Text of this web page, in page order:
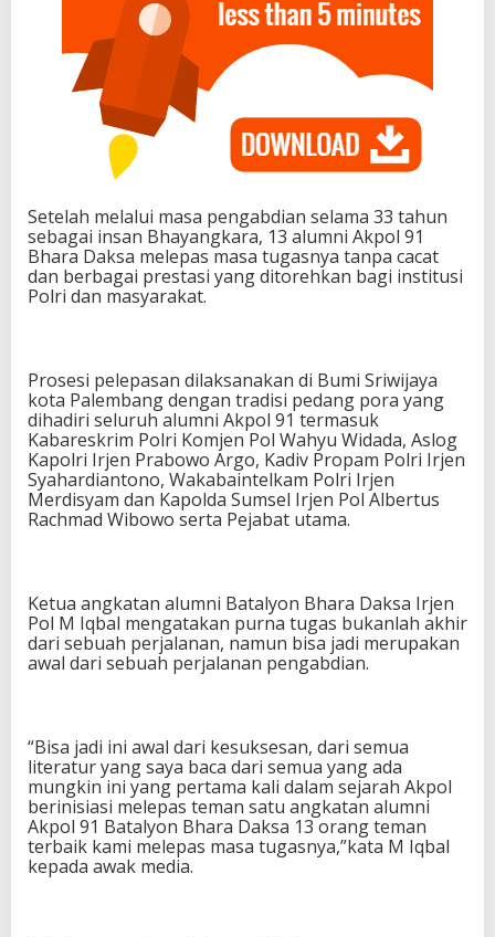
Setelah melalui masa pengabdian selama 33 tahun
sebagai insan Bhayangkara, 13 alumni Akpol 91
Bhara Daksa melepas masa tugasnya tanpa cacat
dan berbagai prestasi yang ditorehkan bagi institusi
Polri dan masyarakat.
Prosesi pelepasan dilaksanakan di Bumi Sriwijaya
kota Palembang dengan tradisi pedang pora yang
dihadiri seluruh alumni Akpol 91 termasuk
Kabareskrim Polri Komjen Pol Wahyu Widada, Aslog
Kapolri Irjen Prabowo Argo, Kadiv Propam Polri Irjen
Syahardiantono, Wakabaintelkam Polri Irjen
Merdisyam dan Kapolda Sumsel Irjen Pol Albertus
Rachmad Wibowo serta Pejabat utama.
Ketua angkatan alumni Batalyon Bhara Daksa Irjen
Pol M Iqbal mengatakan purna tugas bukanlah akhir
dari sebuah perjalanan, namun bisa jadi merupakan
awal dari sebuah perjalanan pengabdian.
“Bisa jadi ini awal dari kesuksesan, dari semua
literatur yang saya baca dari semua yang ada
mungkin ini yang pertama kali dalam sejarah Akpol
berinisiasi melepas teman satu angkatan alumni
Akpol 91 Batalyon Bhara Daksa 13 orang teman
terbaik kami melepas masa tugasnya,”kata M Iqbal
kepada awak media.